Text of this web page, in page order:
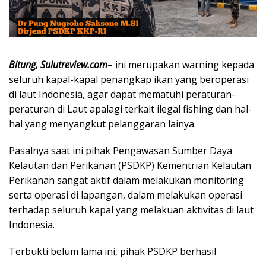
Bitung, Sulutreview.com– ini merupakan warning kepada
seluruh kapal-kapal penangkap ikan yang beroperasi
di laut Indonesia, agar dapat mematuhi peraturan-
peraturan di Laut apalagi terkait ilegal fishing dan hal-
hal yang menyangkut pelanggaran lainya.
Pasalnya saat ini pihak Pengawasan Sumber Daya
Kelautan dan Perikanan (PSDKP) Kementrian Kelautan
Perikanan sangat aktif dalam melakukan monitoring
serta operasi di lapangan, dalam melakukan operasi
terhadap seluruh kapal yang melakuan aktivitas di laut
Indonesia.
Terbukti belum lama ini, pihak PSDKP berhasil